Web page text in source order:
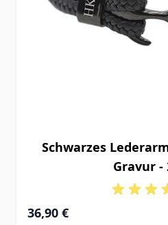
Schwarzes
Gravur -
Ab
36,90 €